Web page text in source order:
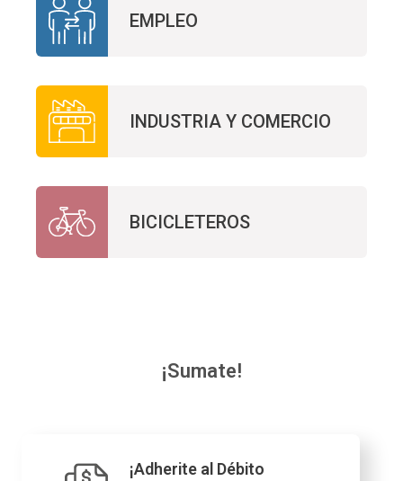
EMPLEO
INDUSTRIA Y COMERCIO
BICICLETEROS
¡Sumate!
¡Adherite al Débito